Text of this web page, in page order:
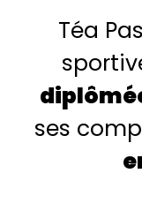
Téa
ses